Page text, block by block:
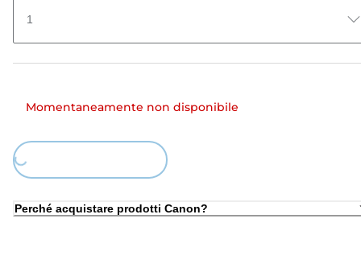
1
Momentaneamente non disponibile
Perché acquistare prodotti Canon?